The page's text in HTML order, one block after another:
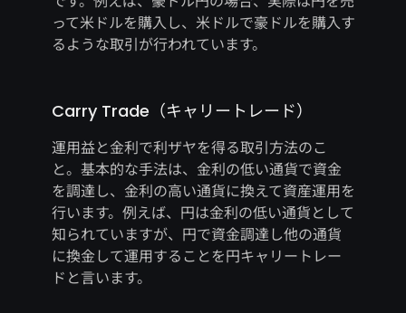
って米ドルを購入し、米ドルで豪ドルを購入す
るような取引が行われています。
Carry Trade（キャリートレード）
運用益と金利で利ザヤを得る取引方法のこ
と。基本的な手法は、金利の低い通貨で資金
を調達し、金利の高い通貨に換えて資産運用を
行います。例えば、円は金利の低い通貨として
知られていますが、円で資金調達し他の通貨
に換金して運用することを円キャリートレー
ドと言います。